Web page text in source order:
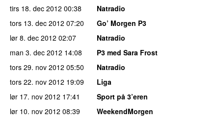
tirs 18. dec 2012 00:38
Natradio
tors 13. dec 2012 07:20
Go’ Morgen P3
lør 8. dec 2012 02:07
Natradio
man 3. dec 2012 14:08
P3 med Sara Frost
tors 29. nov 2012 05:50
Natradio
tors 22. nov 2012 19:09
Liga
lør 17. nov 2012 17:41
Sport på 3’eren
lør 10. nov 2012 08:39
WeekendMorgen